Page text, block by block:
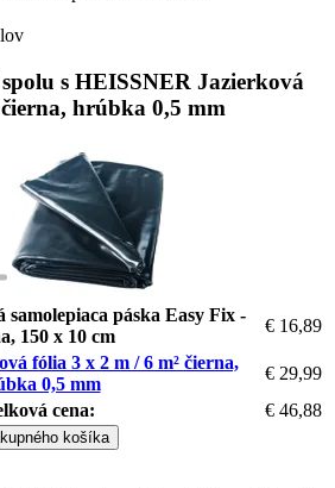
s HEISSNER Jazierková
hrúbka 0,5 mm
páska Easy Fix -
150 x 10 cm
€ 16,89
fólia 3 x 2 m / 6 m² čierna,
0,5 mm
€ 29,99
cena:
€ 46,88
košíka